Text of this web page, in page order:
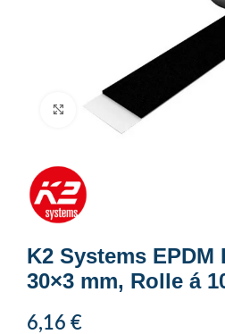
Click to enlarge
K2 Systems EPDM
30×3 mm, Rolle á
6,16 €